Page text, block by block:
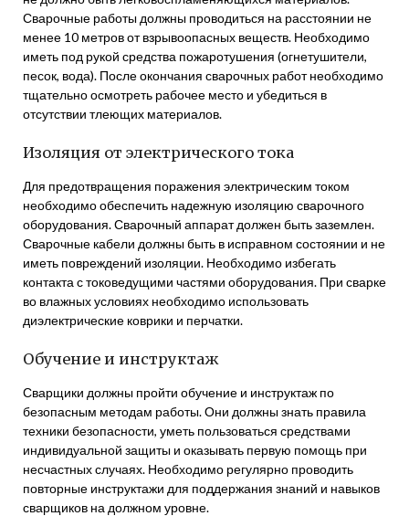
Сварочные работы должны проводиться на расстоянии не
менее 10 метров от взрывоопасных веществ. Необходимо
иметь под рукой средства пожаротушения (огнетушители,
песок, вода). После окончания сварочных работ необходимо
тщательно осмотреть рабочее место и убедиться в
отсутствии тлеющих материалов.
Изоляция от электрического тока
Для предотвращения поражения электрическим током
необходимо обеспечить надежную изоляцию сварочного
оборудования. Сварочный аппарат должен быть заземлен.
Сварочные кабели должны быть в исправном состоянии и не
иметь повреждений изоляции. Необходимо избегать
контакта с токоведущими частями оборудования. При сварке
во влажных условиях необходимо использовать
диэлектрические коврики и перчатки.
Обучение и инструктаж
Сварщики должны пройти обучение и инструктаж по
безопасным методам работы. Они должны знать правила
техники безопасности, уметь пользоваться средствами
индивидуальной защиты и оказывать первую помощь при
несчастных случаях. Необходимо регулярно проводить
повторные инструктажи для поддержания знаний и навыков
сварщиков на должном уровне.